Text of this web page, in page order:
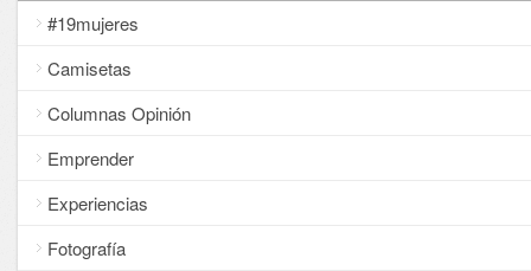
#19mujeres
Camisetas
Columnas Opinión
Emprender
Experiencias
Fotografía